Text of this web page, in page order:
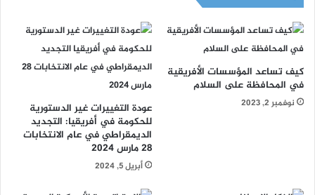
كيف تساعد المؤسسات الأفريقية
في المحافظة على السلام
نوفمبر 2, 2023
عودة التغييرات غير الدستورية
للحكومة في أفريقيا: التجديد
الديمقراطي في عام الانتخابات
28 مارس 2024
أبريل 5, 2024